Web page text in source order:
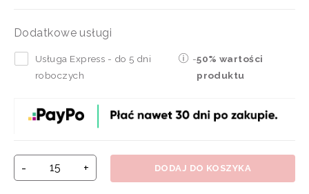
Dodatkowe usługi
Usługa Express - do 5 dni
roboczych
-50% wartości
produktu
- + DODAJ DO KOSZYKA